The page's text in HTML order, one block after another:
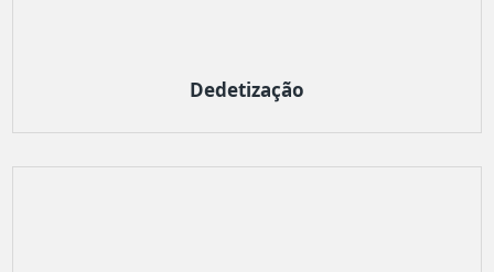
Dedetização